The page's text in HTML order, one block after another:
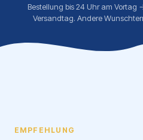
Bestellung bis 24 Uhr am
Versandtag. Andere
EMPFEHLUNG